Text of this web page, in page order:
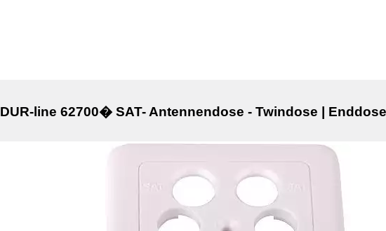
DUR-line 62700� SAT- Antennendose - Twindose |